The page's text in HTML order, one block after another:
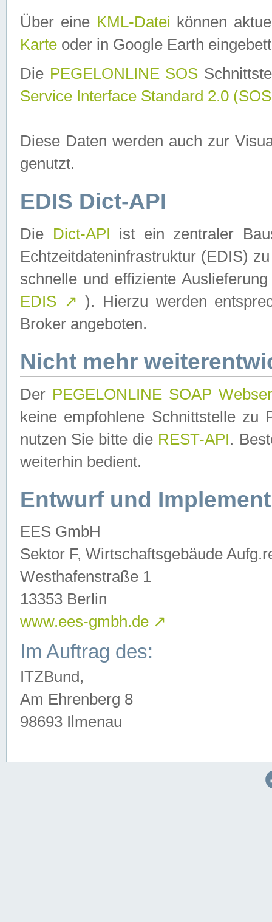
Über eine KML-Datei können
Karte oder in Google Earth
Die PEGELONLINE SOS
Service Interface Standard 2.0
Diese Daten werden auch zur
genutzt.
EDIS Dict-API
Die Dict-API ist ein zentraler
Echtzeitdateninfrastruktur (EDIS)
schnelle und effiziente
EDIS ↗ ). Hierzu werden
Broker angeboten.
Nicht mehr
Der PEGELONLINE SOAP
keine empfohlene Schnittstelle zu
nutzen Sie bitte die REST-API.
weiterhin bedient.
Entwurf und
EES GmbH
Sektor F, Wirtschaftsgebäude
Westhafenstraße 1
13353 Berlin
www.ees-gmbh.de ↗
Im Auftrag des:
ITZBund,
Am Ehrenberg 8
98693 Ilmenau